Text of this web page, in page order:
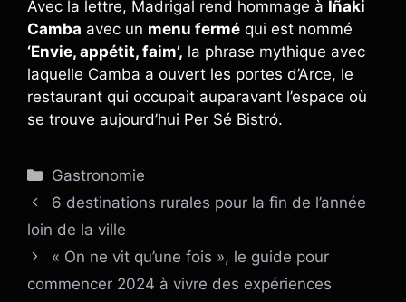
Avec la lettre, Madrigal rend hommage à Iñaki
Camba avec un menu fermé qui est nommé
‘Envie, appétit, faim’, la phrase mythique avec
laquelle Camba a ouvert les portes d’Arce, le
restaurant qui occupait auparavant l’espace où
se trouve aujourd’hui Per Sé Bistró.
Catégories
Gastronomie
6 destinations rurales pour la fin de l’année
loin de la ville
« On ne vit qu’une fois », le guide pour
commencer 2024 à vivre des expériences